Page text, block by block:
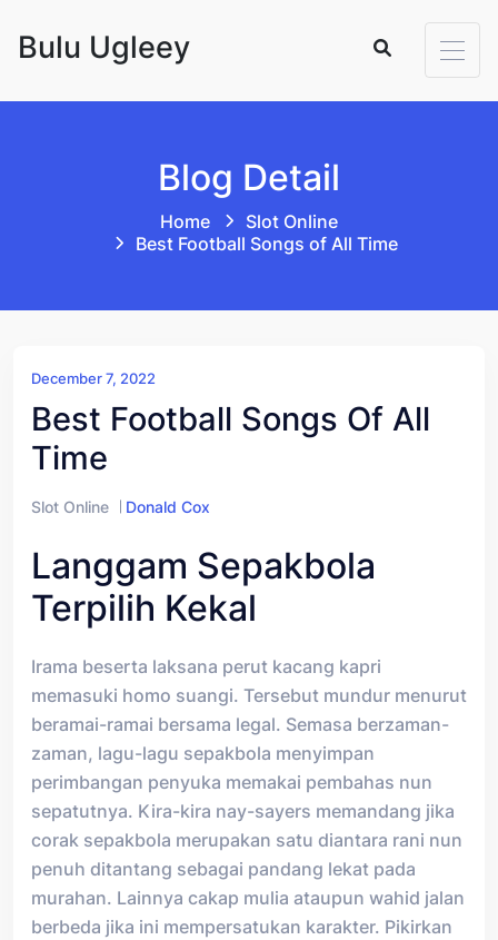
Bulu Ugleey
Blog Detail
Home
Slot Online
Best Football Songs of All Time
December 7, 2022
Best Football Songs Of All
Time
Slot Online Donald Cox
Langgam Sepakbola
Terpilih Kekal
Irama beserta laksana perut kacang kapri
memasuki homo suangi. Tersebut mundur menurut
beramai-ramai bersama legal. Semasa berzaman-
zaman, lagu-lagu sepakbola menyimpan
perimbangan penyuka memakai pembahas nun
sepatutnya. Kira-kira nay-sayers memandang jika
corak sepakbola merupakan satu diantara rani nun
penuh ditantang sebagai pandang lekat pada
murahan. Lainnya cakap mulia ataupun wahid jalan
berbeda jika ini mempersatukan karakter. Pikirkan